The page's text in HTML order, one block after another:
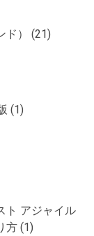
）
(21)
(1)
ト アジャイル
方 (1)